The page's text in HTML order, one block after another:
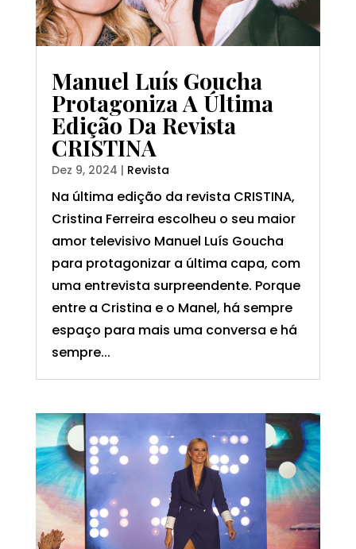
Manuel Luís Goucha
Protagoniza A Última
Edição Da Revista
CRISTINA
Dez 9, 2024 | Revista
Na última edição da revista CRISTINA,
Cristina Ferreira escolheu o seu maior
amor televisivo Manuel Luís Goucha
para protagonizar a última capa, com
uma entrevista surpreendente. Porque
entre a Cristina e o Manel, há sempre
espaço para mais uma conversa e há
sempre...